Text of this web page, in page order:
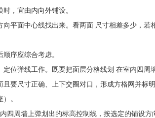
，宜由内向外铺设。
面中心线找出来。看两面 尺寸相差多少，若
序应综合考虑。
弹线工作。既要把面层分格线划 在室内四周
要尺寸正确、上下交圈对口，形成方格网并标
。
周墙上弹划出的标高控制线，按选定的铺设方